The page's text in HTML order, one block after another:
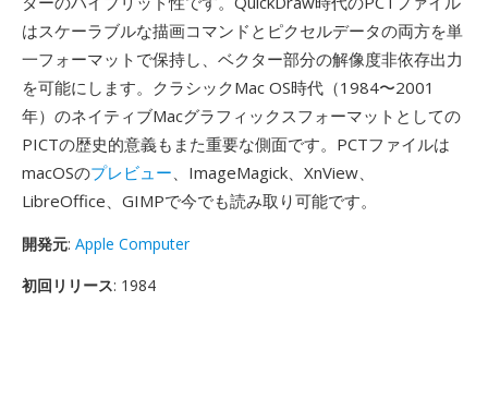
はスケーラブルな描画コマンドとピクセルデータの両方を単
一フォーマットで保持し、ベクター部分の解像度非依存出力
を可能にします。クラシックMac OS時代（1984〜2001
年）のネイティブMacグラフィックスフォーマットとしての
PICTの歴史的意義もまた重要な側面です。PCTファイルは
macOSのプレビュー、ImageMagick、XnView、
LibreOffice、GIMPで今でも読み取り可能です。
開発元: Apple Computer
初回リリース: 1984